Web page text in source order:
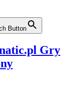
Button
Gry